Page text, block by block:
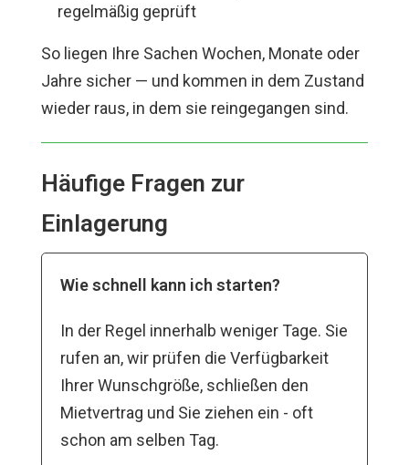
regelmäßig geprüft
So liegen Ihre Sachen Wochen, Monate oder
Jahre sicher — und kommen in dem Zustand
wieder raus, in dem sie reingegangen sind.
Häufige Fragen zur
Einlagerung
Wie schnell kann ich starten?
In der Regel innerhalb weniger Tage. Sie
rufen an, wir prüfen die Verfügbarkeit
Ihrer Wunschgröße, schließen den
Mietvertrag und Sie ziehen ein - oft
schon am selben Tag.